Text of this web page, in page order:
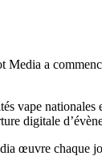
a
vape
digitale
œuvre chaque